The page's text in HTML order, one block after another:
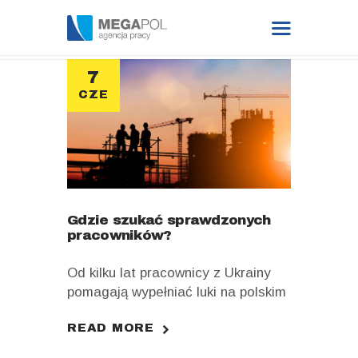
DATA BASE
FOR EMPLOYER
FOR CANDIDATE
JOB OFFERS
CONTACT
7
CZE
Gdzie szukać sprawdzonych
pracowników?
Od kilku lat pracownicy z Ukrainy
pomagają wypełniać luki na polskim
zazwyczaj nie mają roszczeniowej
READ MORE